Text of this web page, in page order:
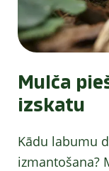
Mulča
izskatu
Kādu labumu
izmantošana?